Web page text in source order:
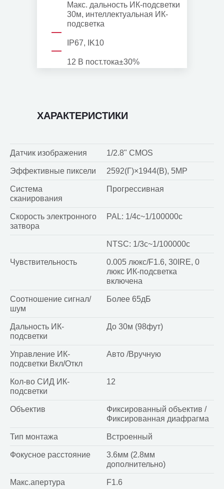
Макс. дальность ИК-подсветки
30м, интеллектуальная ИК-
подсветка
IP67, IK10
12 В пост.тока±30%
ХАРАКТЕРИСТИКИ
Датчик изображения 1/2.8" CMOS
Эффективные пиксели 2592(Г)×1944(В), 5MP
Система
сканирования
Прогрессивная
Скорость электронного
затвора
PAL: 1/4с~1/100000с
NTSC: 1/3с~1/100000с
Чувствительность
0.005 люкс/F1.6, 30IRE, 0
люкс ИК-подсветка
включена
Соотношение сигнал/
шум
Более 65дБ
Дальность ИК-
подсветки
До 30м (98фут)
Управление ИК-
подсветки Вкл/Откл
Авто /Вручную
Кол-во СИД ИК-
подсветки
12
Объектив
Фиксированный объектив /
Фиксированная диафрагма
Тип монтажа Встроенный
Фокусное расстояние
3.6мм (2.8мм
дополнительно)
Макс.апертура F1.6